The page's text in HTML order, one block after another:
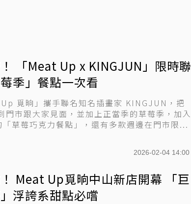
「Meat Up x KINGJUN」限時聯
季」餐點一次看
覓晌」攜手聯名知名插畫家 KINGJUN，把
門市跟大家見面，並加上正當季的草莓季，加入
草莓巧克力餐點」，還有多款週邊在門市限...
2026-02-04 14:00
Meat Up覓晌中山新店開幕 「巨
浮誇系甜點必嚐